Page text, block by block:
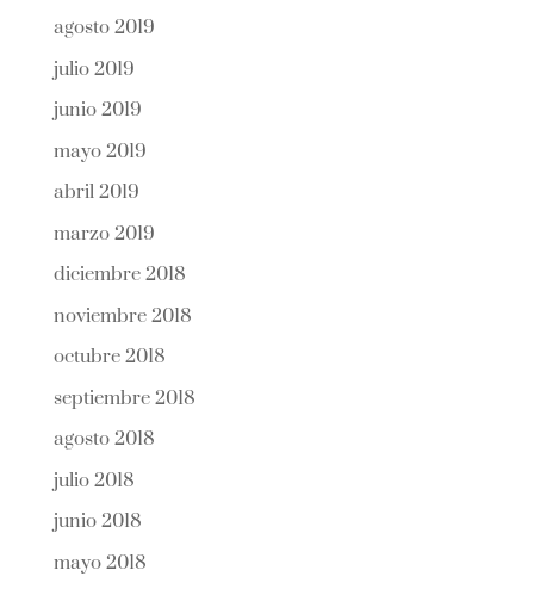
agosto 2019
julio 2019
junio 2019
mayo 2019
abril 2019
marzo 2019
diciembre 2018
noviembre 2018
octubre 2018
septiembre 2018
agosto 2018
julio 2018
junio 2018
mayo 2018